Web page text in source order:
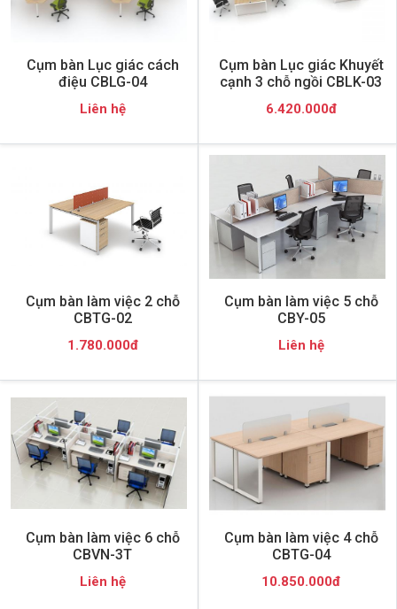
Cụm bàn Lục giác cách
điệu CBLG-04
Liên hệ
Cụm bàn Lục giác Khuyết
cạnh 3 chỗ ngồi CBLK-03
6.420.000đ
Cụm bàn làm việc 2 chỗ
CBTG-02
1.780.000đ
Cụm bàn làm việc 5 chỗ
CBY-05
Liên hệ
Cụm bàn làm việc 6 chỗ
CBVN-3T
Liên hệ
Cụm bàn làm việc 4 chỗ
CBTG-04
10.850.000đ